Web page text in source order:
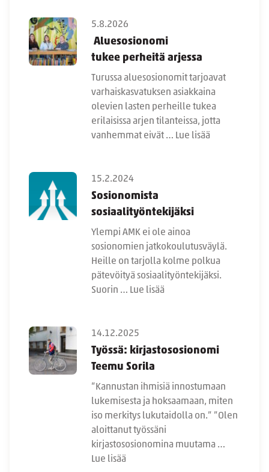
5.8.2026
Aluesosionomi
tukee perheitä arjessa
Turussa aluesosionomit tarjoavat
varhaiskasvatuksen asiakkaina
olevien lasten perheille tukea
erilaisissa arjen tilanteissa, jotta
vanhemmat eivät … Lue lisää
15.2.2024
Sosionomista
sosiaalityöntekijäksi
Ylempi AMK ei ole ainoa
sosionomien jatkokoulutusväylä.
Heille on tarjolla kolme polkua
pätevöityä sosiaalityöntekijäksi.
Suorin … Lue lisää
14.12.2025
Työssä: kirjastososionomi
Teemu Sorila
”Kannustan ihmisiä innostumaan
lukemisesta ja hoksaamaan, miten
iso merkitys lukutaidolla on.” ”Olen
aloittanut työssäni
kirjastososionomina muutama …
Lue lisää